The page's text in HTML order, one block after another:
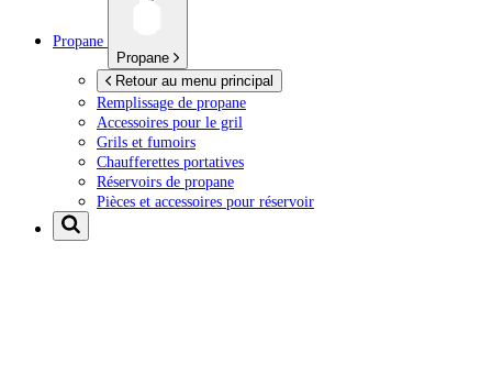
Propane
Propane
Retour au menu principal
Remplissage de propane
Accessoires pour le gril
Grils et fumoirs
Chaufferettes portatives
Réservoirs de propane
Pièces et accessoires pour réservoir